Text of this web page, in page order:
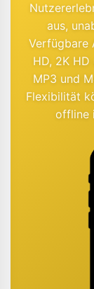
aus,
Verfügbare
HD, 2K
MP3 und
Flexibilität
offline